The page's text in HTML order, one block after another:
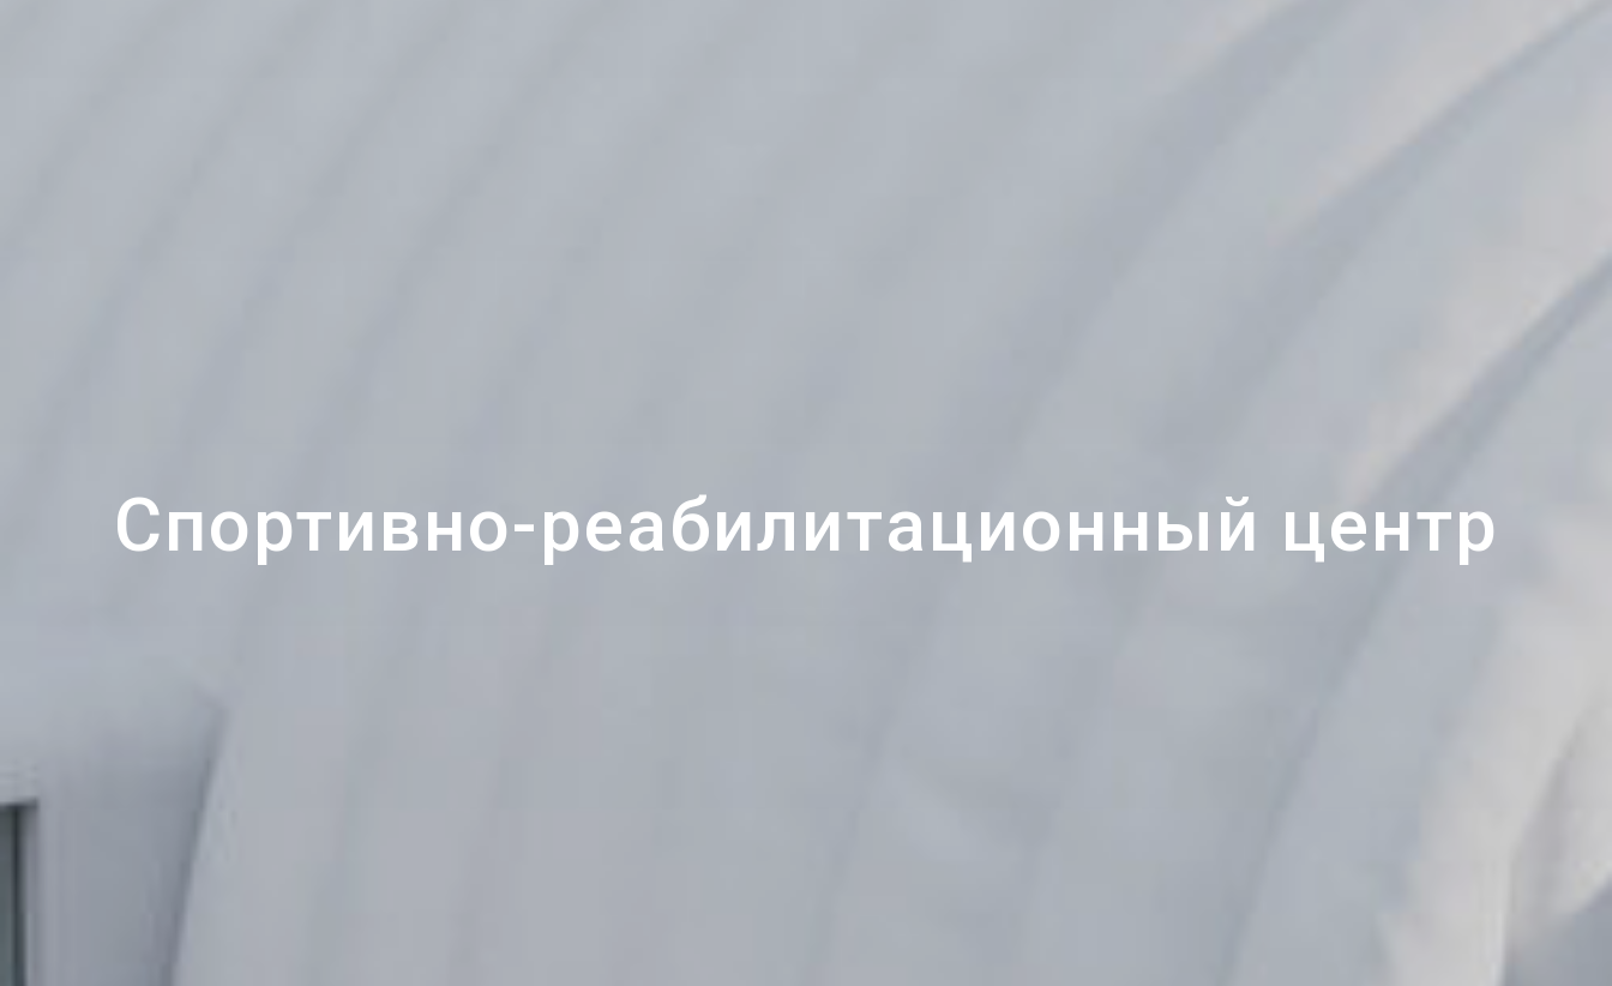
Спортивно-реабилитационный центр